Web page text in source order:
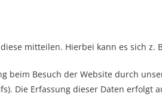
mitteilen. Hierbei kann es sich
Besuch der Website durch
Die Erfassung dieser Daten erfolgt